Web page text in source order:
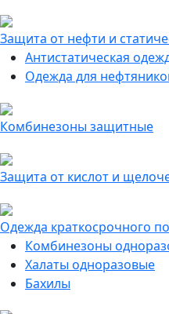
Защита от нефти и
Антистатическая
Одежда для
Комбинезоны защитные
Защита от кислот и
Одежда краткосрочного
Комбинезоны
Халаты одноразовые
Бахилы